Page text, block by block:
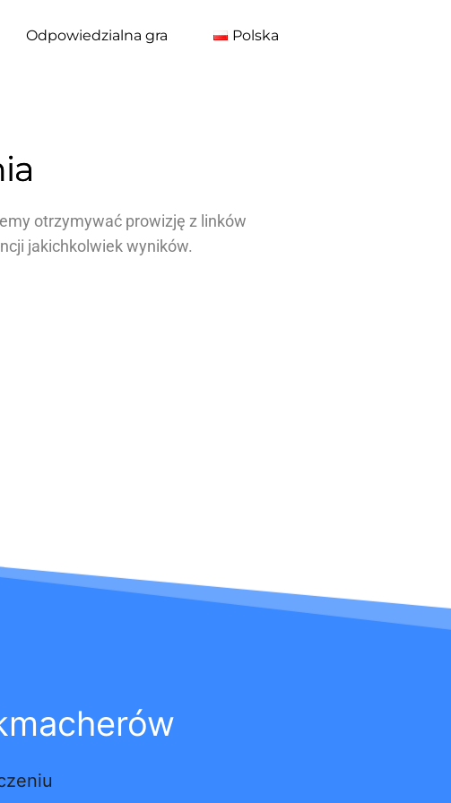
Odpowiedzialna gra Polska
otrzymywać prowizję z linków
jakichkolwiek wyników.